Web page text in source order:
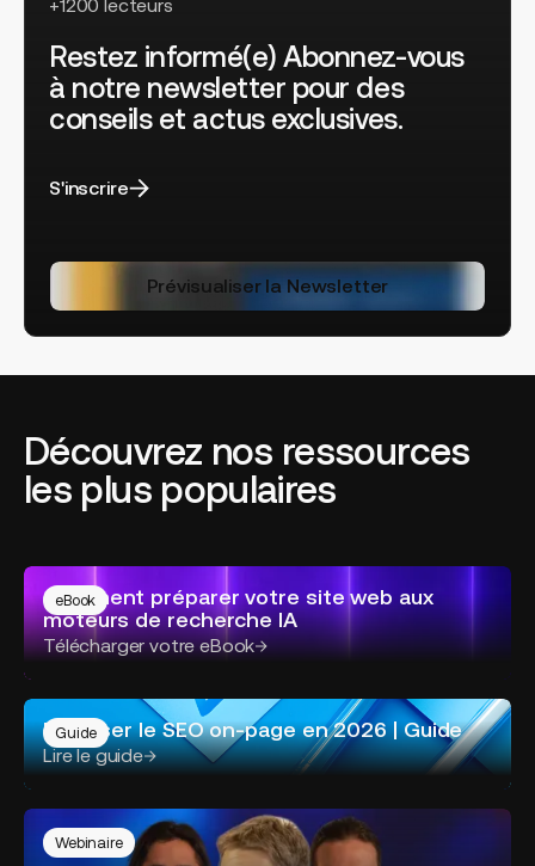
+1200 lecteurs
Restez informé(e) Abonnez-vous
à notre newsletter pour des
conseils et actus exclusives.
S'inscrire
Prévisualiser la Newsletter
Découvrez nos ressources
les plus populaires
Comment préparer votre site web aux
moteurs de recherche IA
Télécharger votre eBook
eBook
Maitriser le SEO on-page en 2026 | Guide
Lire le guide
Guide
Webinaire